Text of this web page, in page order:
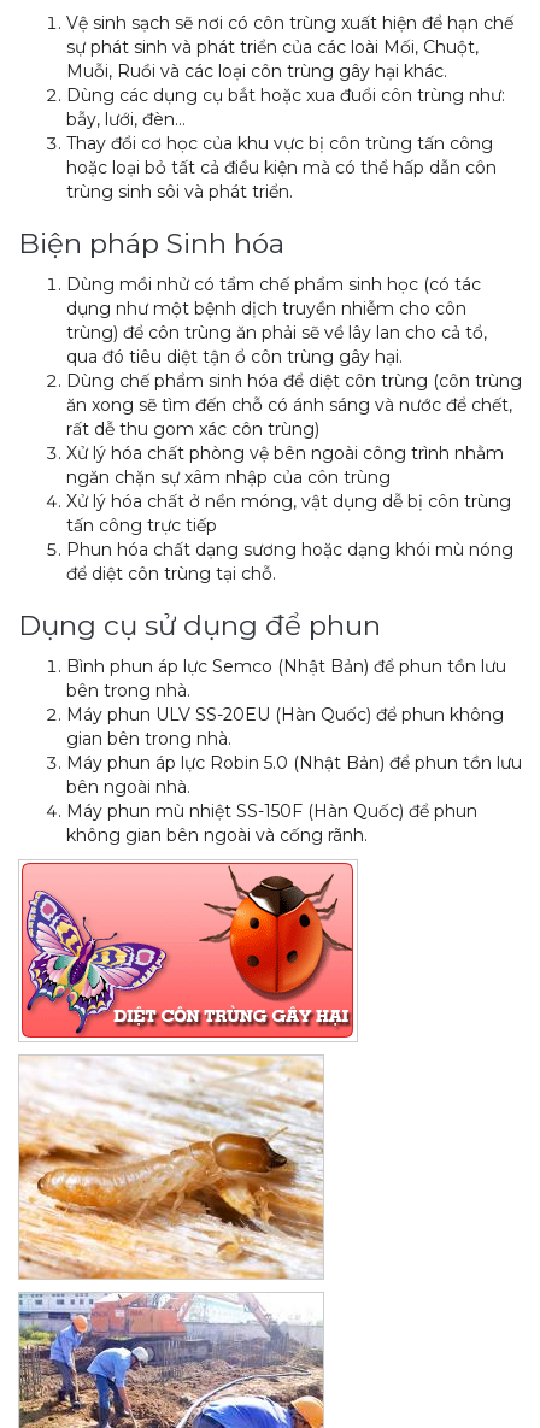
Vệ sinh sạch sẽ nơi có côn trùng xuất hiện để hạn chế
sự phát sinh và phát triển của các loài Mối, Chuột,
Muỗi, Ruồi và các loại côn trùng gây hại khác.
Dùng các dụng cụ bắt hoặc xua đuổi côn trùng như:
bẫy, lưới, đèn…
Thay đổi cơ học của khu vực bị côn trùng tấn công
hoặc loại bỏ tất cả điều kiện mà có thể hấp dẫn côn
trùng sinh sôi và phát triển.
Biện pháp Sinh hóa
Dùng mồi nhử có tẩm chế phẩm sinh học (có tác
dụng như một bệnh dịch truyền nhiễm cho côn
trùng) để côn trùng ăn phải sẽ về lây lan cho cả tổ,
qua đó tiêu diệt tận ổ côn trùng gây hại.
Dùng chế phẩm sinh hóa để diệt côn trùng (côn trùng
ăn xong sẽ tìm đến chỗ có ánh sáng và nước để chết,
rất dễ thu gom xác côn trùng)
Xử lý hóa chất phòng vệ bên ngoài công trình nhằm
ngăn chặn sự xâm nhập của côn trùng
Xử lý hóa chất ở nền móng, vật dụng dễ bị côn trùng
tấn công trực tiếp
Phun hóa chất dạng sương hoặc dạng khói mù nóng
để diệt côn trùng tại chỗ.
Dụng cụ sử dụng để phun
Bình phun áp lực Semco (Nhật Bản) để phun tồn lưu
bên trong nhà.
Máy phun ULV SS-20EU (Hàn Quốc) để phun không
gian bên trong nhà.
Máy phun áp lực Robin 5.0 (Nhật Bản) để phun tồn lưu
bên ngoài nhà.
Máy phun mù nhiệt SS-150F (Hàn Quốc) để phun
không gian bên ngoài và cống rãnh.